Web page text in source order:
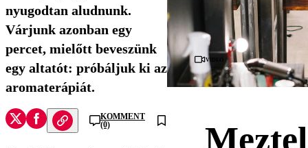
nyugodtan aludnunk.
Várjunk azonban egy
percet, mielőtt beveszünk
egy altatót: próbáljuk ki az
aromaterápiát.
KOMMENT
(0)
Videó